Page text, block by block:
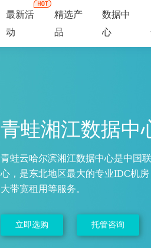
最新活
动
精选产
品
数据中
心
青蛙湘江数据中
青蛙云哈尔滨湘江数据中心是中国
心，是东北地区最大的专业IDC机
大带宽租用等服务。
立即选购 托管咨询